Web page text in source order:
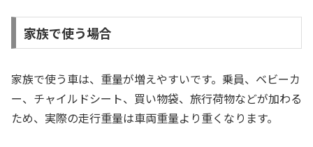
家族で使う場合
家族で使う車は、重量が増えやすいです。乗員、ベビーカ
ー、チャイルドシート、買い物袋、旅行荷物などが加わる
ため、実際の走行重量は車両重量より重くなります。